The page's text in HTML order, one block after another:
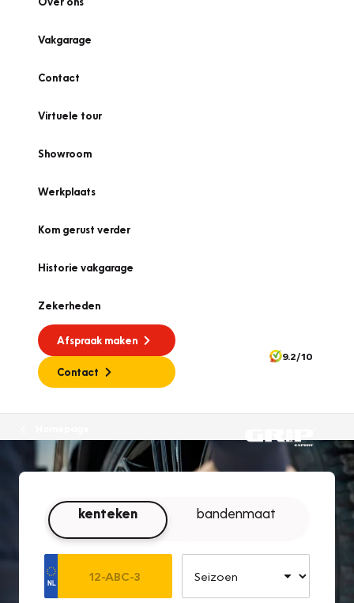
Vakgarage
Contact
Virtuele tour
Showroom
Werkplaats
Kom gerust verder
Historie vakgarage
Zekerheden
Afspraak maken
Contact
9.2/10
kenteken bandenmaat